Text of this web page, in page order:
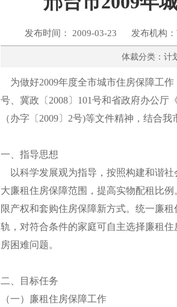
发布时间： 2009-03-23 发布机构
体裁分类：
为做好2009年度全市城市住房保障工作
号、冀政〔2008〕101号和省政府办公厅
（办字〔2009〕2号)等文件精神，结合
一、指导思想
以科学发展观为指导，按照构建和谐社
大廉租住房保障范围，提高实物配租比
限产权和套购住房保障新方式。统一廉
轨，对符合条件的家庭可自主选择廉租
房困难问题。
二、目标任务
（一）廉租住房保障工作